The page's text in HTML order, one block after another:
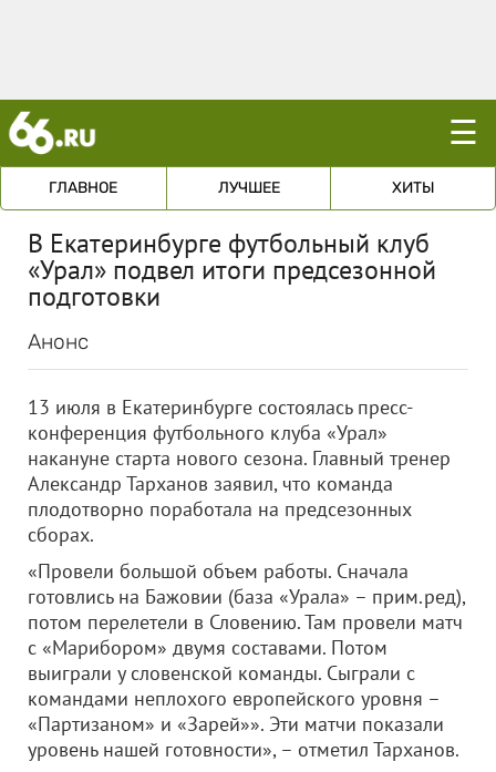
☰
ГЛАВНОЕ ЛУЧШЕЕ ХИТЫ
В Екатеринбурге футбольный клуб
«Урал» подвел итоги предсезонной
подготовки
Анонс
13 июля в Екатеринбурге состоялась пресс-
конференция футбольного клуба «Урал»
накануне старта нового сезона. Главный тренер
Александр Тарханов заявил, что команда
плодотворно поработала на предсезонных
сборах.
«Провели большой объем работы. Сначала
готовлись на Бажовии (база «Урала» – прим.ред),
потом перелетели в Словению. Там провели матч
с «Марибором» двумя составами. Потом
выиграли у словенской команды. Сыграли с
командами неплохого европейского уровня –
«Партизаном» и «Зарей»». Эти матчи показали
уровень нашей готовности», – отметил Тарханов.